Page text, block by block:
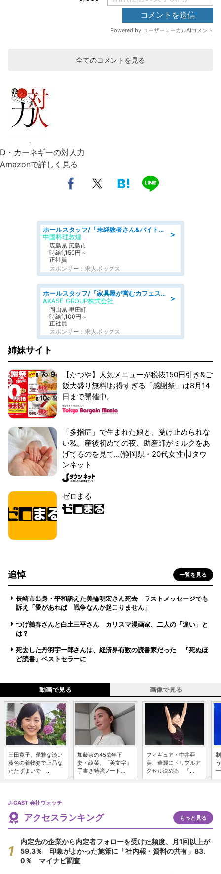
全てのコメントを見る
D・カーネギーの対人力
Amazonで詳しく見る
＞
ホールスタッフ/「未経験者さん&バイトデビューも大歓迎」残業ほぼなし×1日3時間〜勤務OK!フォロー体制も充実/広島県/広島市南区
中国料理敦煌
広島県 広島市
時給1,150円～
正社員
スポンサー：求人ボックス
＞
ホールスタッフ/「家具屋が営むカフェスタッフ!」週2日～OK!嬉しいまかない付き/岡山県/浅口郡里庄町
AKASE GROUP株式会社
岡山県 里庄町
時給1,100円～
正社員
スポンサー：求人ボックス
姉妹サイト
【かつや】人気メニューが税抜150円引き&ご
飯大盛り無料!お得すぎる「感謝祭」は8月14
日まで開催中。
「多指症」で生まれた娘と、受け止められな
い私。産後初めての夜、助産師がミルクをあ
げてるのを見て...(静岡県・20代女性)|Jタウ
ンネット
ゼロまる
追悼 一覧を見る
長崎市出身・平和訴えた美輪明宏さん死去 ラストメッセージでも
訴え「愛があれば 戦争なんか起こりません」
つげ義春さんと白土三平さん カリスマ漫画家、二人の「違い」と
は？
死去した丹羽宇一郎さんは、経済界有数の読書家だった 『死ぬほ
ど読書』ベストセラーに
動画で見る 画像で見る
三田寛子、優雅な淡い
黄色の着物姿で上品な
たたずまいで ...
加藤茶の45歳年下
妻・綾菜、「美文字」
手書き勉強ノート...
フィギュア・中井亜
美、華麗にトリプルア
クセル決める 「...
J-CAST 会社ウォッチ
アクセスランキング もっと見る
内定先の企業から内定者フォローを受けた頻度、月1回以上が
59.3％ 印象がよかった施策に「社内報・資料の共有」83.
0％ マイナビ調査